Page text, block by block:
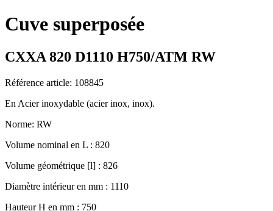
Cuve superposée
CXXA 820 D1110 H750/ATM RW
Référence article: 108845
En Acier inoxydable (acier inox, inox).
Norme: RW
Volume nominal en L : 820
Volume géométrique [l] : 826
Diamètre intérieur en mm : 1110
Hauteur H en mm : 750